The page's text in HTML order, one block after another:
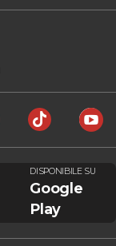
DISPONIBILE SU
Google
Play